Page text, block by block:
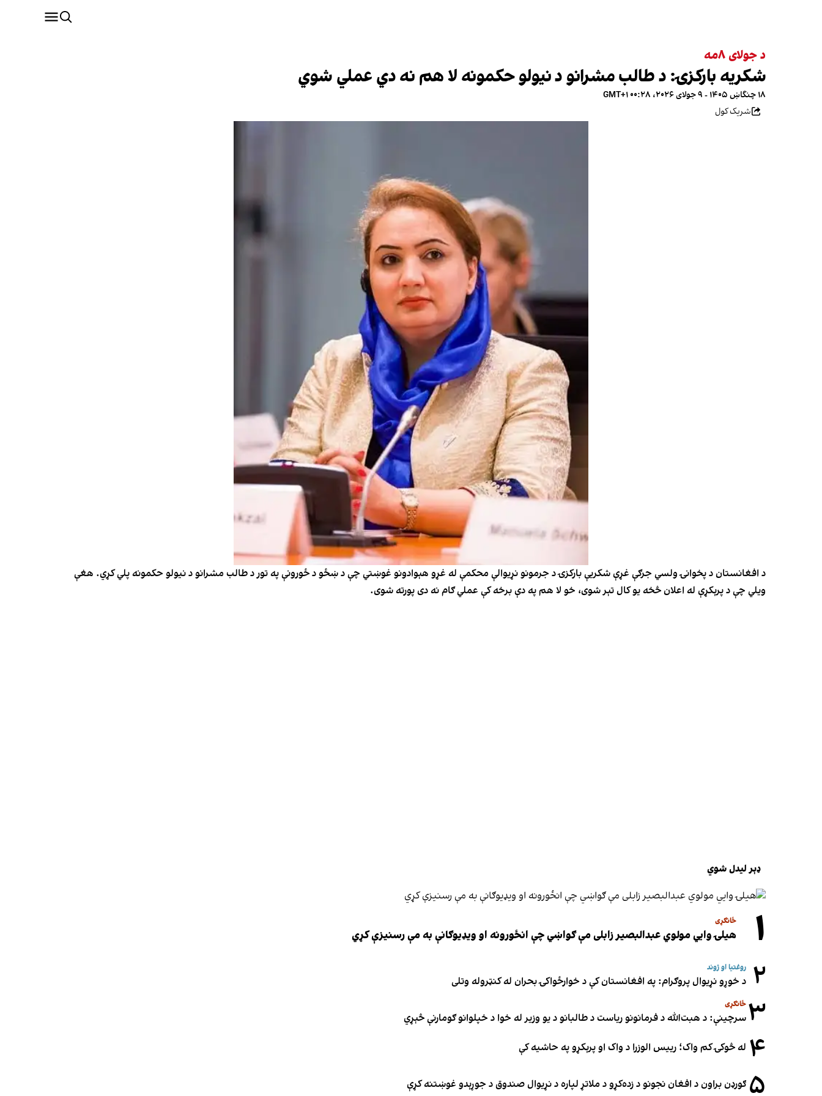
د جولای ۸مه
شکریه بارکزۍ: د طالب مشرانو د نیولو حکمونه لا هم نه دي عملي شوي
۱۸ چنگاښ ۱۴۰۵ - ۹ جولای ۲۰۲۶، ۰۰:۲۸ GMT+۱
شریک کول
د افغانستان د پخوانۍ ولسي جرګې غړې شکریې بارکزۍ د جرمونو نړیوالې محکمې له غړو هېوادونو غوښتي چې د ښځو د ځورونې په تور د طالب مشرانو د نیولو حکمونه پلي کړي. هغې
ویلي چې د پرېکړې له اعلان څخه یو کال تېر شوی، خو لا هم په دې برخه کې عملي ګام نه دی پورته شوی.
ډېر لیدل شوي
۱ ځانګړی
هیلۍ وایي مولوي عبدالبصیر زابلی مې ګواښي چې انځورونه او ویډیوګانې به مې رسنیزې کړي
۲ روغتیا او ژوند
د خوړو نړیوال پروګرام: په افغانستان کې د خوارځواکۍ بحران له کنټروله وتلی
۳ ځانګړی
سرچینې: د هبت‌الله د فرمانونو ریاست د طالبانو د یو وزیر له خوا د خپلوانو ګومارنې څېړي
۴ له څوکۍ کم واک؛ رییس الوزرا د واک او پرېکړو په حاشیه کې
۵ ګورډن براون د افغان نجونو د زده‌کړو د ملاتړ لپاره د نړیوال صندوق د جوړېدو غوښتنه کړې